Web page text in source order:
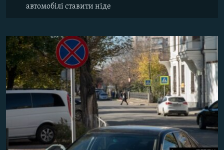
автомобілі ставити ніде